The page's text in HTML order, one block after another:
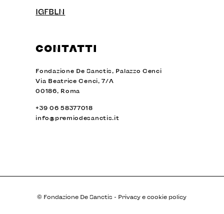
IGFBLN
CONTATTI
Fondazione De Sanctis, Palazzo Cenci
Via Beatrice Cenci, 7/A
00186, Roma
+39 06 58377018
info@premiodesanctis.it
© Fondazione De Sanctis - Privacy e cookie policy